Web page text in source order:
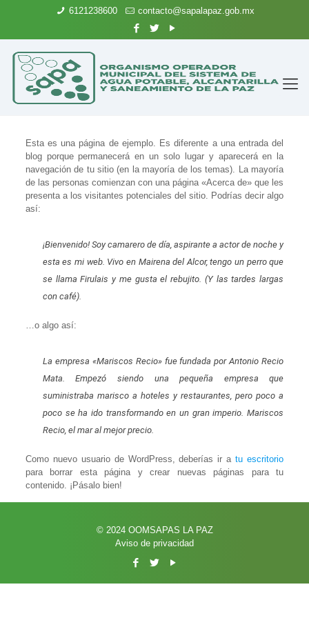
6121238600 contacto@sapalapaz.gob.mx
Esta es una página de ejemplo. Es diferente a una entrada del
blog porque permanecerá en un solo lugar y aparecerá en la
navegación de tu sitio (en la mayoría de los temas). La mayoría
de las personas comienzan con una página «Acerca de» que les
presenta a los visitantes potenciales del sitio. Podrías decir algo
así:
¡Bienvenido! Soy camarero de día, aspirante a actor de noche y
esta es mi web. Vivo en Mairena del Alcor, tengo un perro que
se llama Firulais y me gusta el rebujito. (Y las tardes largas
con café).
…o algo así:
La empresa «Mariscos Recio» fue fundada por Antonio Recio
Mata. Empezó siendo una pequeña empresa que
suministraba marisco a hoteles y restaurantes, pero poco a
poco se ha ido transformando en un gran imperio. Mariscos
Recio, el mar al mejor precio.
Como nuevo usuario de WordPress, deberías ir atu escritorio
para borrar esta página y crear nuevas páginas para tu
contenido. ¡Pásalo bien!
© 2024 OOMSAPAS LA PAZ
Aviso de privacidad